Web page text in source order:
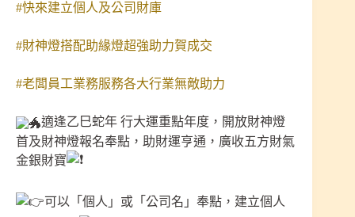
#快來建立個人及公司財庫
#財神燈搭配助緣燈超強助力賀成交
#老闆員工業務服務各大行業無敵助力
適逢乙巳蛇年 行大運重點年度，開放財神燈
首及財神燈報名奉點，助財運亨通，廣收五方財氣
金銀財寶
可以「個人」或「公司名」奉點，建立個人